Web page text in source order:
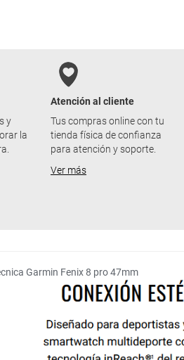
y
la
Atención al cliente
Tus compras online con tu
tienda física de confianza
para atención y soporte.
Ver más
Garmin Fenix 8 pro 47mm